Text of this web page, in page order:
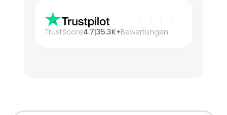
TrustScore4.7|35.3K+Bewertungen